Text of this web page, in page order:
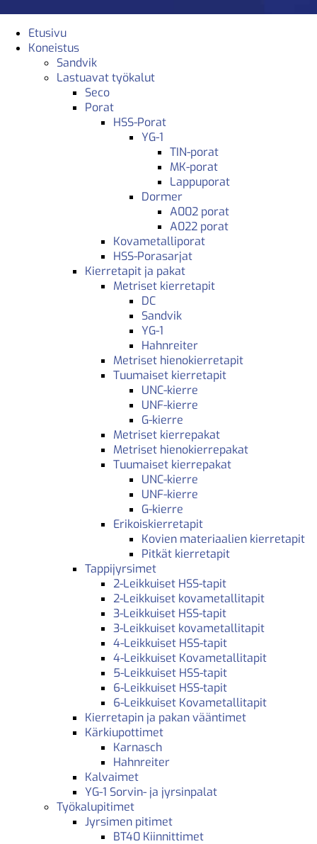
Etusivu
Koneistus
Sandvik
Lastuavat työkalut
Seco
Porat
HSS-Porat
YG-1
TIN-porat
MK-porat
Lappuporat
Dormer
A002 porat
A022 porat
Kovametalliporat
HSS-Porasarjat
Kierretapit ja pakat
Metriset kierretapit
DC
Sandvik
YG-1
Hahnreiter
Metriset hienokierretapit
Tuumaiset kierretapit
UNC-kierre
UNF-kierre
G-kierre
Metriset kierrepakat
Metriset hienokierrepakat
Tuumaiset kierrepakat
UNC-kierre
UNF-kierre
G-kierre
Erikoiskierretapit
Kovien materiaalien kierretapit
Pitkät kierretapit
Tappijyrsimet
2-Leikkuiset HSS-tapit
2-Leikkuiset kovametallitapit
3-Leikkuiset HSS-tapit
3-Leikkuiset kovametallitapit
4-Leikkuiset HSS-tapit
4-Leikkuiset Kovametallitapit
5-Leikkuiset HSS-tapit
6-Leikkuiset HSS-tapit
6-Leikkuiset Kovametallitapit
Kierretapin ja pakan vääntimet
Kärkiupottimet
Karnasch
Hahnreiter
Kalvaimet
YG-1 Sorvin- ja jyrsinpalat
Työkalupitimet
Jyrsimen pitimet
BT40 Kiinnittimet